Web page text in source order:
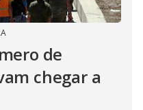
de
chegar a